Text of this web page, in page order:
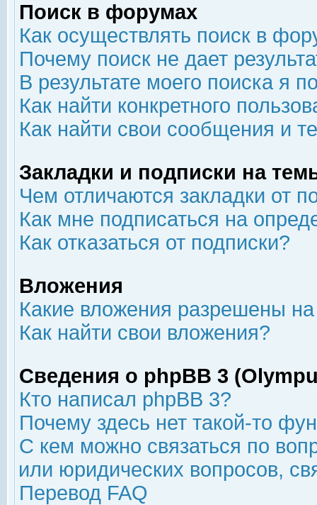
Поиск в форумах
Как осуществлять поиск в
Почему поиск не дает
В результате моего поиска я
Как найти конкретного
Как найти свои сообщения и
Закладки и подписки на
Чем отличаются закладки от
Как мне подписаться на
Как отказаться от подписки?
Вложения
Какие вложения разрешены
Как найти свои вложения?
Сведения о phpBB 3
Кто написал phpBB 3?
Почему здесь нет такой-то
С кем можно связаться по
или юридических вопросов,
Перевод FAQ